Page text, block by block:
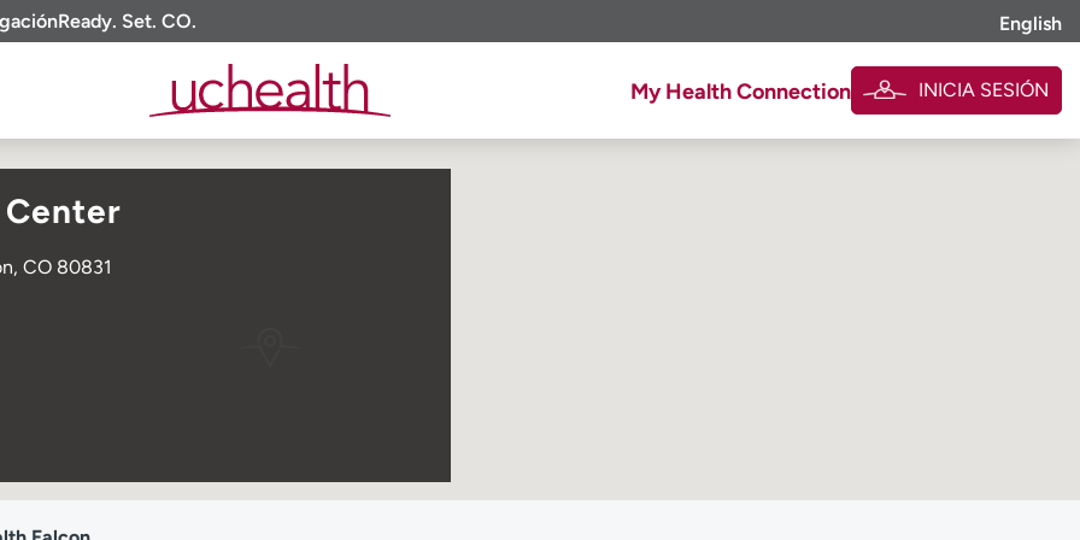
Ready. Set. CO. English
My Health Connection INICIA SESIÓN
CO 80831